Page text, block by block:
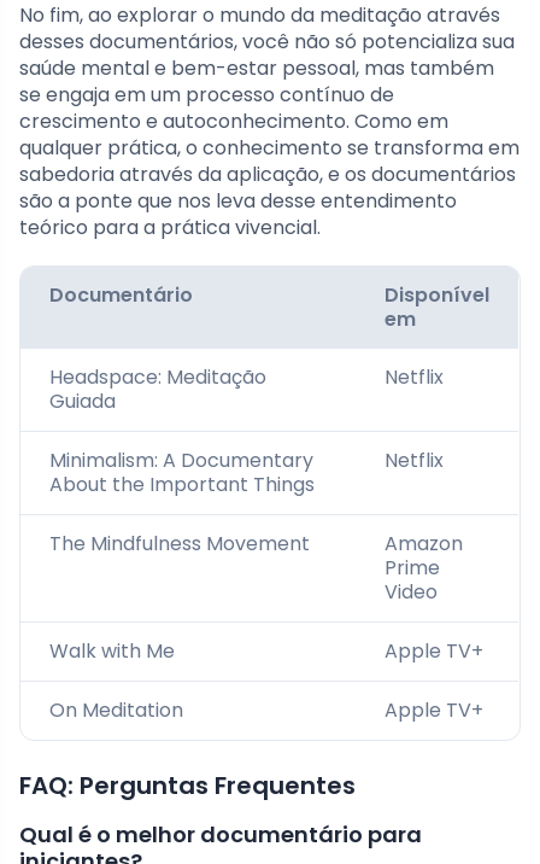
No fim, ao explorar o mundo da meditação através
desses documentários, você não só potencializa sua
saúde mental e bem-estar pessoal, mas também
se engaja em um processo contínuo de
crescimento e autoconhecimento. Como em
qualquer prática, o conhecimento se transforma em
sabedoria através da aplicação, e os documentários
são a ponte que nos leva desse entendimento
teórico para a prática vivencial.
Documentário
Disponível
em
Headspace: Meditação
Guiada
Netflix
Minimalism: A Documentary
About the Important Things
Netflix
The Mindfulness Movement
Amazon
Prime
Video
Walk with Me Apple TV+
On Meditation Apple TV+
FAQ: Perguntas Frequentes
Qual é o melhor documentário para